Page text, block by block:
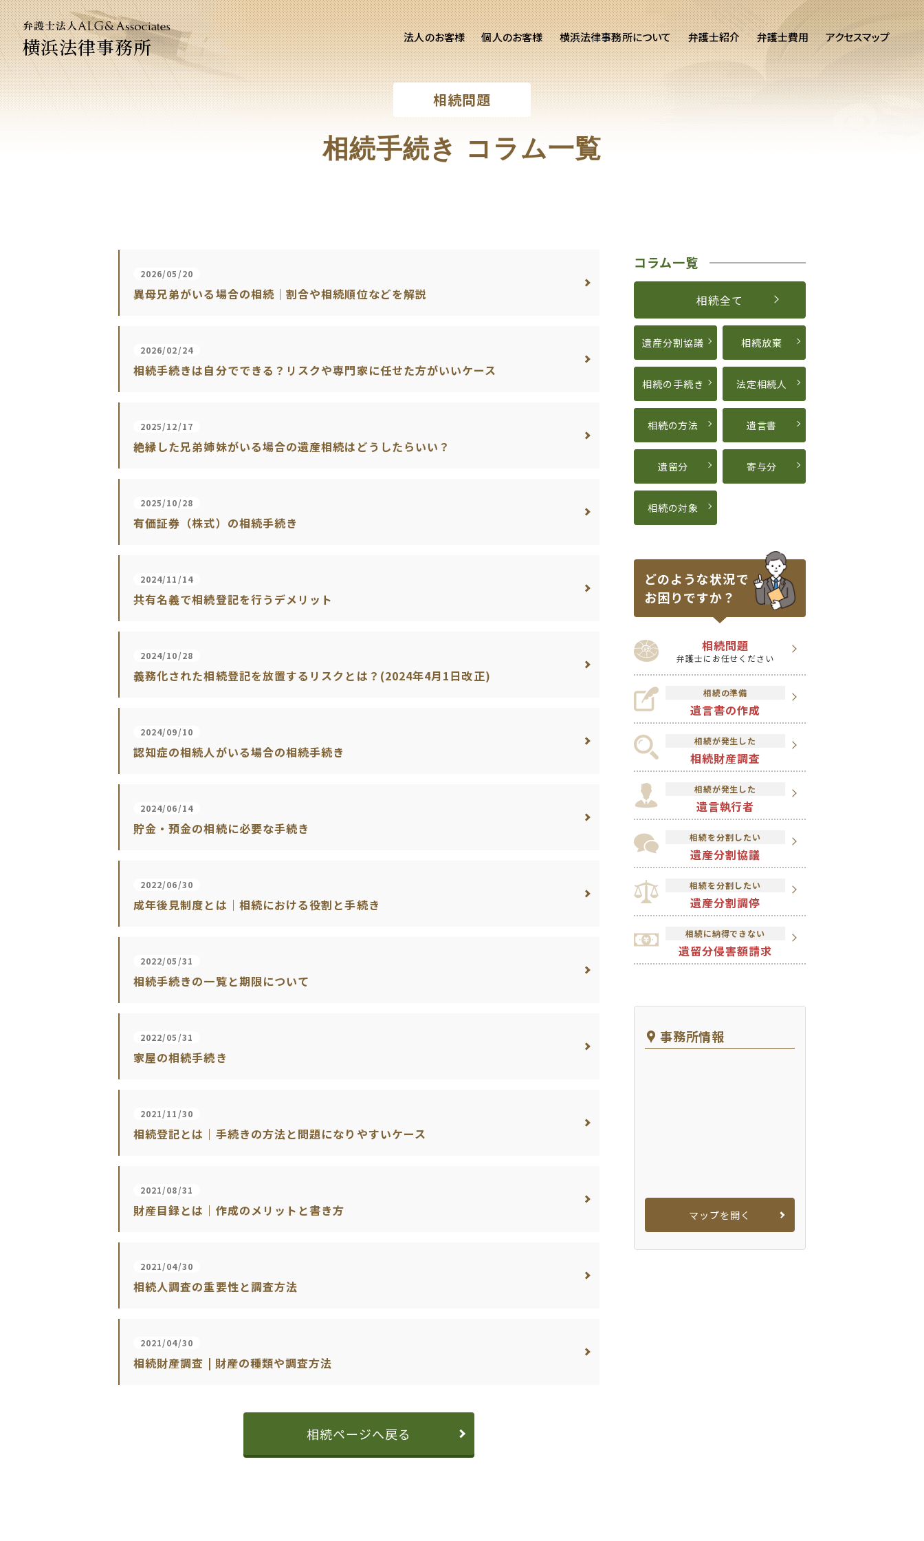
横浜法律事務所 法人のお客様
法人のお客様ご相談
労務専用サイト
個人のお客様
個人のお客様ご相談
離婚問題 刑事事件
横浜法律事務所について 弁護士紹介 弁護士費用 アクセスマップ
相続問題
相続手続き コラム一覧
2026/05/20
異母兄弟がいる場合の相続｜割合や相続順位などを解説
2026/02/24
相続手続きは自分でできる？リスクや専門家に任せた方がいいケース
2025/12/17
絶縁した兄弟姉妹がいる場合の遺産相続はどうしたらいい？
2025/10/28
有価証券（株式）の相続手続き
2024/11/14
共有名義で相続登記を行うデメリット
2024/10/28
義務化された相続登記を放置するリスクとは？(2024年4月1日改正)
2024/09/10
認知症の相続人がいる場合の相続手続き
2024/06/14
貯金・預金の相続に必要な手続き
2022/06/30
成年後見制度とは｜相続における役割と手続き
2022/05/31
相続手続きの一覧と期限について
2022/05/31
家屋の相続手続き
2021/11/30
相続登記とは｜手続きの方法と問題になりやすいケース
2021/08/31
財産目録とは｜作成のメリットと書き方
2021/04/30
相続人調査の重要性と調査方法
2021/04/30
相続財産調査 | 財産の種類や調査方法
相続ページへ戻る
コラム一覧
相続全て
遺産分割協議 相続放棄
相続の手続き 法定相続人
相続の方法 遺言書
遺留分 寄与分
相続の対象
どのような状況で
お困りですか？
相続問題
弁護士にお任せください
相続の準備
遺言書の作成
相続が発生した
相続財産調査
相続が発生した
遺言執行者
相続を分割したい
遺産分割協議
相続を分割したい
遺産分割調停
相続に納得できない
遺留分侵害額請求
事務所情報
マップを開く